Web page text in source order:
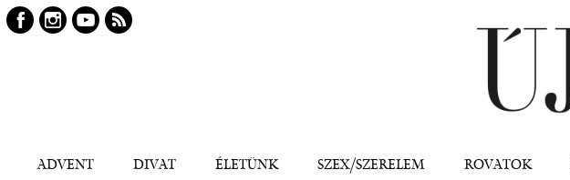
ADVENT DIVAT ÉLETÜNK SZEX/SZERELEM ROVATOK